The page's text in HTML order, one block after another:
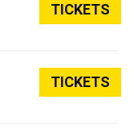
TICKETS
TICKETS